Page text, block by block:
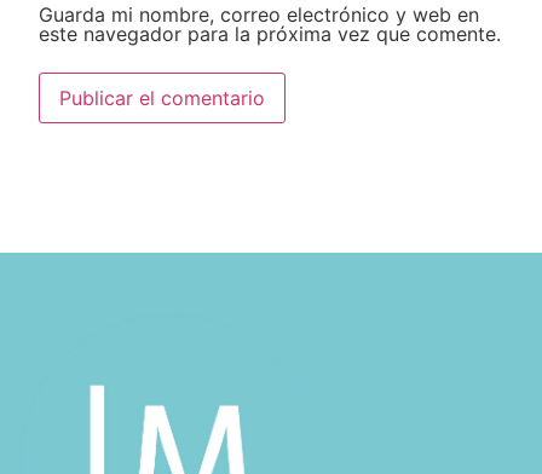
Guarda mi nombre, correo electrónico y web en
este navegador para la próxima vez que comente.